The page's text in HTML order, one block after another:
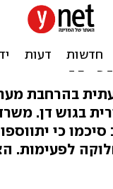
עשרות
נתיבי
בהרחבת
בגוש דן.
לפעימות.